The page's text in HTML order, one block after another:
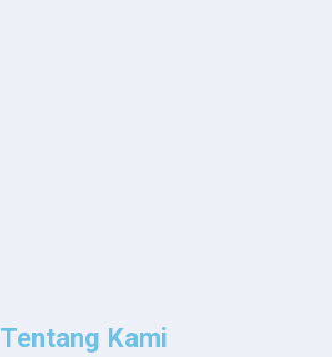
Tentang Kami